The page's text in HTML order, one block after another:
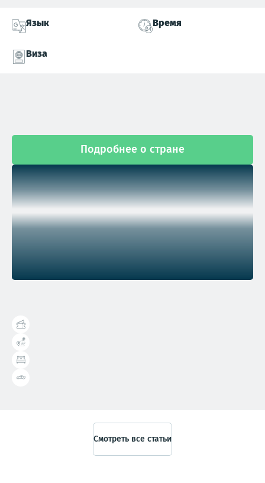
Язык Время
Виза
Подробнее о стране
Справочник туриста
Смотреть все статьи